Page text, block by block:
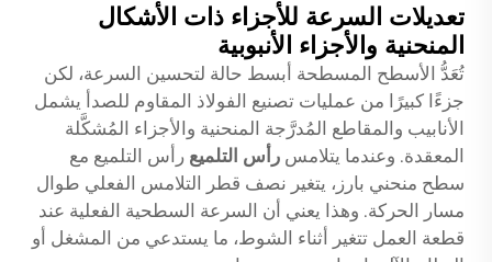
تعديلات السرعة للأجزاء ذات الأشكال
المنحنية والأجزاء الأنبوبية
تُعَدُّ الأسطح المسطحة أبسط حالة لتحسين السرعة، لكن
جزءًا كبيرًا من عمليات تصنيع الفولاذ المقاوم للصدأ يشمل
الأنابيب والمقاطع المُدرَّجة المنحنية والأجزاء المُشكَّلة
المعقدة. وعندما يتلامس رأس التلميع رأس التلميع مع
سطح منحني بارز، يتغير نصف قطر التلامس الفعلي طوال
مسار الحركة. وهذا يعني أن السرعة السطحية الفعلية عند
قطعة العمل تتغير أثناء الشوط، ما يستدعي من المشغل أو